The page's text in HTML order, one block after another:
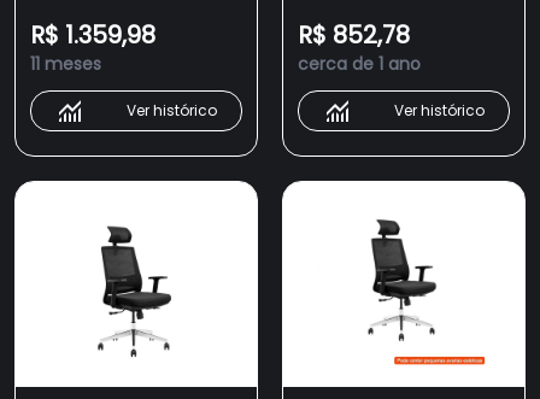
R$ 1.359,98
11 meses
Ver histórico
R$ 852,78
cerca de 1 ano
Ver histórico